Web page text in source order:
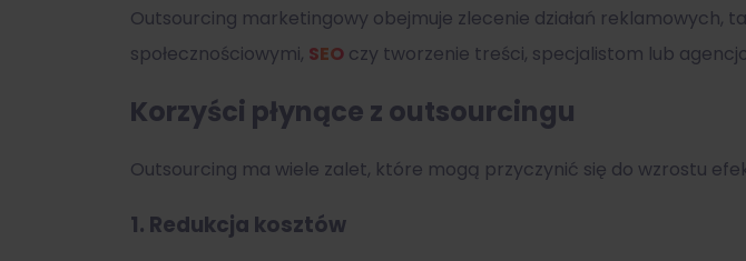
Outsourcing marketingowy obejmuje zlecenie działań reklamowych,
społecznościowymi, SEO czy tworzenie treści, specjalistom lub
Korzyści płynące z outsourcingu
Outsourcing ma wiele zalet, które mogą przyczynić się do wzrostu
1. Redukcja kosztów